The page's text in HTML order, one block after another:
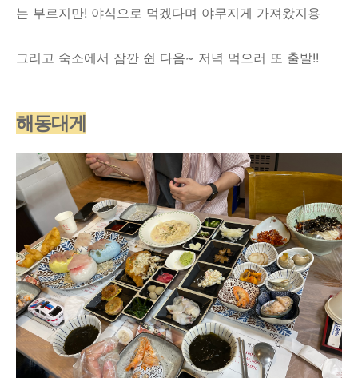
는 부르지만! 야식으로 먹겠다며 야무지게 가져왔지용
그리고 숙소에서 잠깐 쉰 다음~ 저녁 먹으러 또 출발!!
해동대게